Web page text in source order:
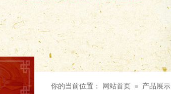
你的当前位置： 网站首页 ≡ 产品展示